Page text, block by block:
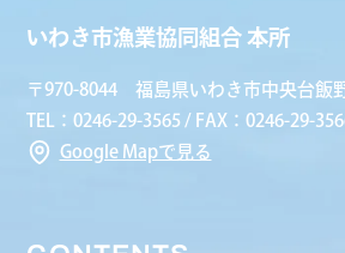
いわき市漁業協同組合 本所
〒970-8044 福島県いわき市中央台飯
TEL：0246-29-3565 / FAX：0246-29-
Google Mapで見る